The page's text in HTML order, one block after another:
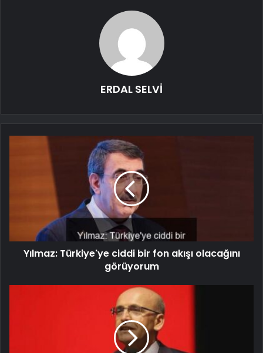
ERDAL SELVİ
Yılmaz: Türkiye'ye ciddi bir fon akışı olacağını
görüyorum